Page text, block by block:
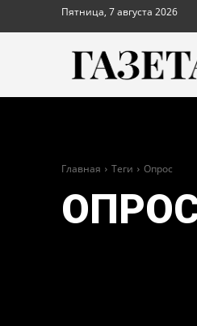
Пятница, 7 августа 2026
Главная Теги Опрос